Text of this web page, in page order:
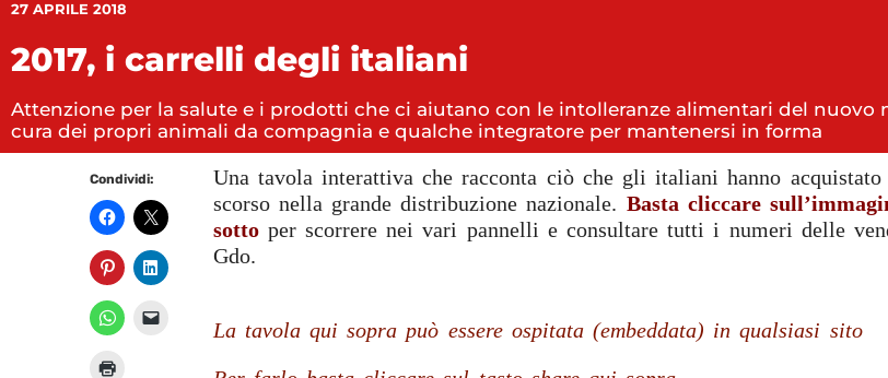
27 APRILE 2018
2017, i carrelli degli italiani
Attenzione per la salute e i prodotti che ci aiutano con le intolleranze alimentari del nuovo
cura dei propri animali da compagnia e qualche integratore per mantenersi in forma
Condividi:
Una tavola interattiva che racconta ciò che gli italiani hanno acquistato
scorso nella grande distribuzione nazionale. Basta cliccare
sotto per scorrere nei vari pannelli e consultare tutti i numeri delle
Gdo.
La tavola qui sopra può essere ospitata (embeddata) in qualsiasi sito